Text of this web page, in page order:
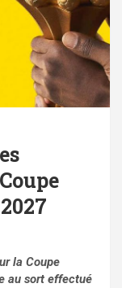
la Coupe
au sort effectué